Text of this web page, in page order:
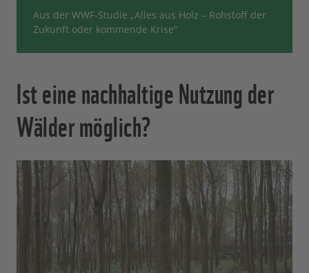
Aus der WWF-Studie „Alles aus Holz – Rohstoff der
Zukunft oder kommende Krise“
Ist eine nachhaltige Nutzung der
Wälder möglich?